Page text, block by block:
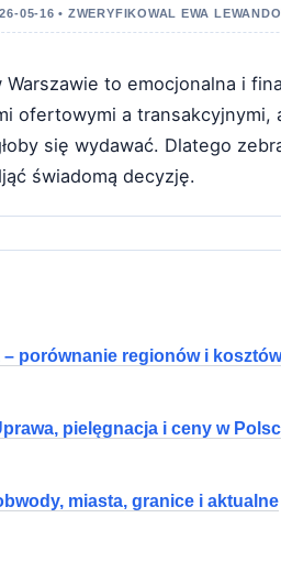
05-16 • ZWERYFIKOWAL EWA
to emocjonalna i
ofertowymi a
się wydawać. Dlatego
świadomą decyzję.
– porównanie regionów i kosztów
pielęgnacja i ceny w
miasta, granice i aktualne